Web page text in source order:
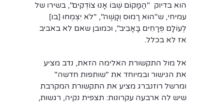
הוא בדיוק  "הַמָּקוֹם שֶׁבּוֹ אָנוּ צוֹדְקִים", בשירו של
עמיחי, ש"הוּא רָמוּס וְקָשֶׁה", "לֹא יִצְמְחוּ [בו]
לְעוֹלָם פְּרָחִים בָּאָבִיב", וכמובן שאם לא באביב
אז לא בכלל.
אל מול התקשורת האלימה הזאת, נדב מציע
את הגישור ובמיוחד את "שותפות חדשה"
ומרשל רוזנברג מציע את התקשורת המקרבת
שיש לה ארבעה עקרונות: תצפית נקיה, רגשות,